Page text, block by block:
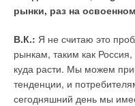
рынки, раз на
В.К.: Я не считаю это
рынкам, таким как
куда расти. Мы можем
тенденции, и
сегодняшний день мы